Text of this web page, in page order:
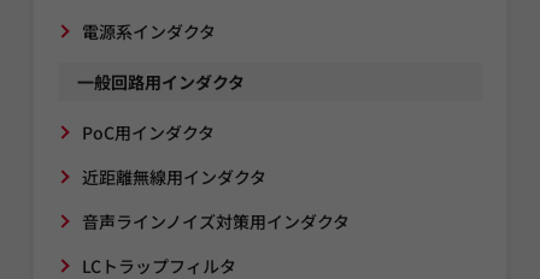
電源系インダクタ
一般回路用インダクタ
PoC用インダクタ
近距離無線用インダクタ
音声ラインノイズ対策用インダクタ
LCトラップフィルタ